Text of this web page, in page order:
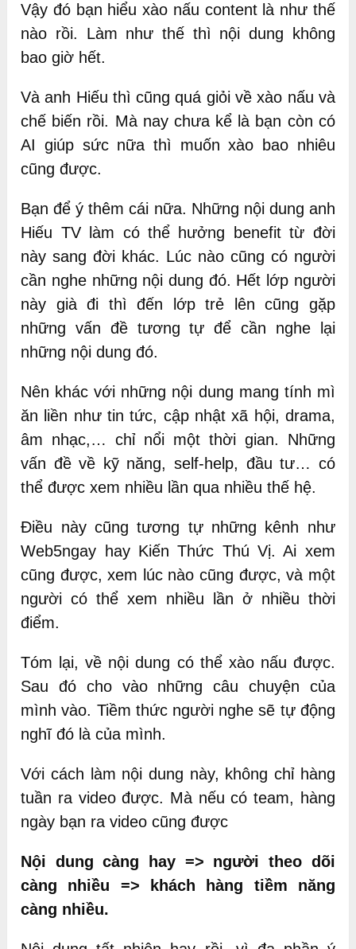
Vậy đó bạn hiểu xào nấu content là như thế
nào rồi. Làm như thế thì nội dung không
bao giờ hết.
Và anh Hiếu thì cũng quá giỏi về xào nấu và
chế biến rồi. Mà nay chưa kể là bạn còn có
AI giúp sức nữa thì muốn xào bao nhiêu
cũng được.
Bạn để ý thêm cái nữa. Những nội dung anh
Hiếu TV làm có thể hưởng benefit từ đời
này sang đời khác. Lúc nào cũng có người
cần nghe những nội dung đó. Hết lớp người
này già đi thì đến lớp trẻ lên cũng gặp
những vấn đề tương tự để cần nghe lại
những nội dung đó.
Nên khác với những nội dung mang tính mì
ăn liền như tin tức, cập nhật xã hội, drama,
âm nhạc,… chỉ nổi một thời gian. Những
vấn đề về kỹ năng, self-help, đầu tư… có
thể được xem nhiều lần qua nhiều thế hệ.
Điều này cũng tương tự những kênh như
Web5ngay hay Kiến Thức Thú Vị. Ai xem
cũng được, xem lúc nào cũng được, và một
người có thể xem nhiều lần ở nhiều thời
điểm.
Tóm lại, về nội dung có thể xào nấu được.
Sau đó cho vào những câu chuyện của
mình vào. Tiềm thức người nghe sẽ tự động
nghĩ đó là của mình.
Với cách làm nội dung này, không chỉ hàng
tuần ra video được. Mà nếu có team, hàng
ngày bạn ra video cũng được
Nội dung càng hay => người theo dõi
càng nhiều => khách hàng tiềm năng
càng nhiều.